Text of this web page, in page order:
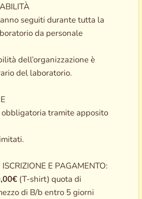
seguiti durante tutta la
da personale
dell’organizzazione è
del laboratorio.
obbligatoria tramite apposito
E PAGAMENTO:
(T-shirt) quota di
di B/b entro 5 giorni